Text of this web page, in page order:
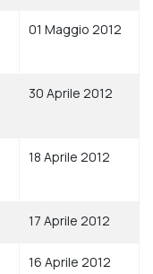
01 Maggio 2012
30 Aprile 2012
18 Aprile 2012
17 Aprile 2012
16 Aprile 2012